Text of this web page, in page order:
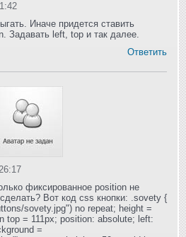
Иначе придется ставить
Задавать left, top и так далее.
Ответить
фиксированное position не
Вот код css кнопки: .sovety {
sovety.jpg") no repeat; height =
top = 111px; position: absolute; left:
=